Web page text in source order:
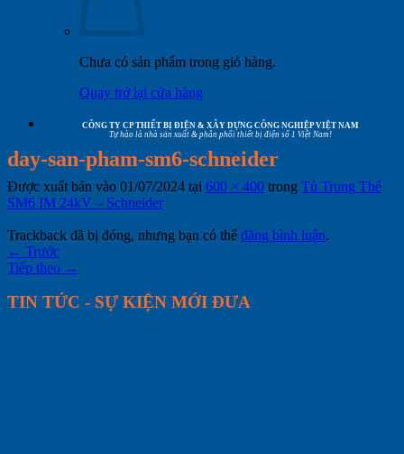
Chưa có sản phẩm trong giỏ hàng.
Quay trở lại cửa hàng
CÔNG TY CP THIẾT BỊ ĐIỆN & XÂY DỰNG CÔNG NGHIỆP VIỆT NAM
Tự hào là nhà sản xuất & phân phối thiết bị điện số 1 Việt Nam!
day-san-pham-sm6-schneider
Được xuất bản vào 01/07/2024 tại 600 × 400 trong Tủ Trung Thế
SM6 IM 24kV – Schneider
Trackback đã bị đóng, nhưng bạn có thể đăng bình luận.
← Trước
Tiếp theo →
TIN TỨC - SỰ KIỆN MỚI ĐƯA